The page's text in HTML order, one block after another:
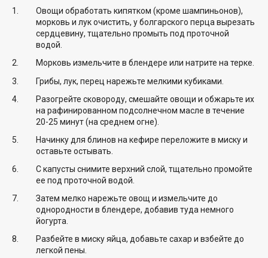
Овощи обработать кипятком (кроме шампиньонов),
морковь и лук очистить, у болгарского перца вырезать
сердцевину, тщательно промыть под проточной
водой.
Морковь измельчите в блендере или натрите на терке.
Грибы, лук, перец нарежьте мелкими кубиками.
Разогрейте сковороду, смешайте овощи и обжарьте их
на рафинированном подсолнечном масле в течение
20-25 минут (на среднем огне).
Начинку для блинов на кефире переложите в миску и
оставьте остывать.
С капусты снимите верхний слой, тщательно промойте
ее под проточной водой.
Затем мелко нарежьте овощ и измельчите до
однородности в блендере, добавив туда немного
йогурта.
Разбейте в миску яйца, добавьте сахар и взбейте до
легкой пены.